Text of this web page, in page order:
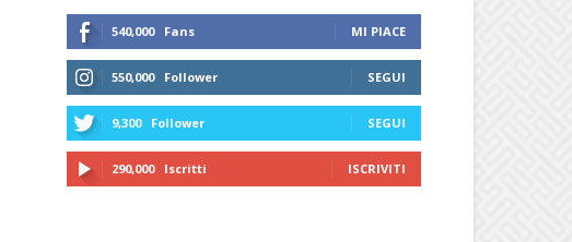
540,000 Fans MI PIACE
550,000 Follower SEGUI
9,300 Follower SEGUI
290,000 Iscritti ISCRIVITI